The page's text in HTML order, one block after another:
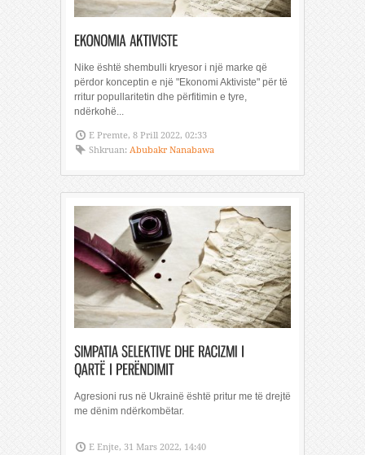
Nike është shembulli kryesor i një marke që
përdor konceptin e një "Ekonomi Aktiviste" për të
rritur popullaritetin dhe përfitimin e tyre,
ndërkohë...
E Premte, 8 Prill 2022, 02:33
Shkruan: Abubakr Nanabawa
Agresioni rus në Ukrainë është pritur me të drejtë
me dënim ndërkombëtar.
E Enjte, 31 Mars 2022, 14:40